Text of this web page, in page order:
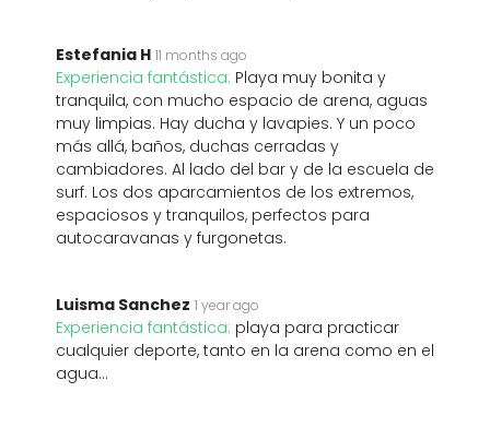
Estefania H 11 months ago
Experiencia fantástica: Playa muy bonita y
tranquila, con mucho espacio de arena, aguas
muy limpias. Hay ducha y lavapies. Y un poco
más allá, baños, duchas cerradas y
cambiadores. Al lado del bar y de la escuela de
surf. Los dos aparcamientos de los extremos,
espaciosos y tranquilos, perfectos para
autocaravanas y furgonetas.
Luisma Sanchez 1 year ago
Experiencia fantástica: playa para practicar
cualquier deporte, tanto en la arena como en el
agua...